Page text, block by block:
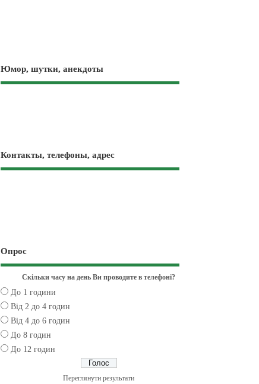
Юмор, шутки, анекдоты
Контакты, телефоны, адрес
Опрос
Скільки часу на день Ви проводите в телефоні?
До 1 години
Від 2 до 4 годин
Від 4 до 6 годин
До 8 годин
До 12 годин
Переглянути результати